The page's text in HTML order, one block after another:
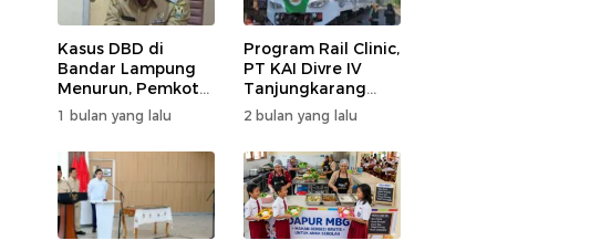
Kasus DBD di
Bandar Lampung
Menurun, Pemkot
Genjot PSN
Wujudkan Nol
Kematian
1 bulan yang lalu
Program Rail Clinic,
PT KAI Divre IV
Tanjungkarang
Beri Layanan
Kesehatan Gratis
250 Warga
2 bulan yang lalu